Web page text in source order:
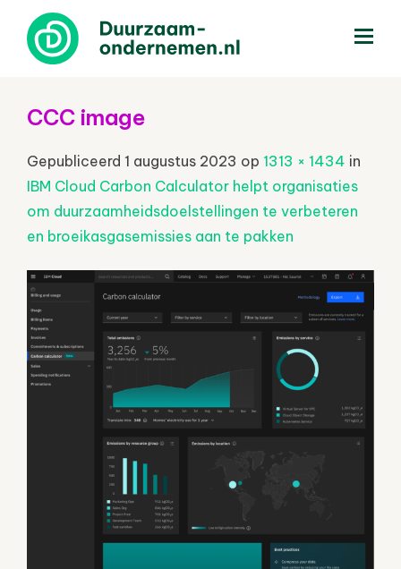
CCC image
Gepubliceerd 1 augustus 2023 op 1313 × 1434 in
IBM Cloud Carbon Calculator helpt organisaties
om duurzaamheidsdoelstellingen te verbeteren
en broeikasgasemissies aan te pakken